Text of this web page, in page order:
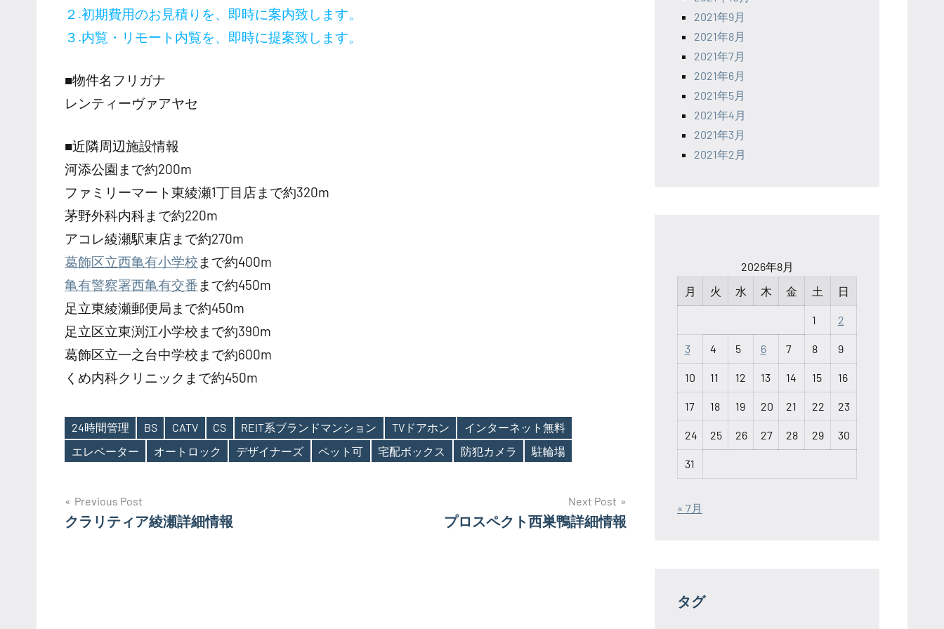
２.初期費用のお見積りを、即時に案内致します。
３.内覧・リモート内覧を、即時に提案致します。
■物件名フリガナ
レンティーヴァアヤセ
■近隣周辺施設情報
河添公園まで約200m
ファミリーマート東綾瀬1丁目店まで約320m
茅野外科内科まで約220m
アコレ綾瀬駅東店まで約270m
葛飾区立西亀有小学校 まで約400m
亀有警察署西亀有交番 まで約450m
足立東綾瀬郵便局まで約450m
足立区立東渕江小学校まで約390m
葛飾区立一之台中学校まで約600m
くめ内科クリニックまで約450m
Tags
24時間管理 BS CATV CS REIT系ブランドマンション TVドアホン
インターネット無料
エレベーター
オートロック デザイナーズ ペット可 宅配ボックス 防犯カメラ 駐輪場
投
稿
Previous Post
クラリティア綾瀬詳細情報
Next Post
プロスペクト西巣鴨詳細情報
2021年9月
2021年8月
2021年7月
2021年6月
2021年5月
2021年4月
2021年3月
2021年2月
2026年8月
月
火 水 木 金 土 日
1 2
3 4 5 6 7 8 9
10 11 12 13 14 15 16
17 18 19 20 21 22 23
24 25 26 27 28 29 30
31
« 7月
タグ